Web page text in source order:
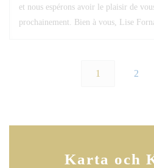
et nous espérons avoir le plaisir de
prochainement. Bien à vous, Lise
1 2
Karta och